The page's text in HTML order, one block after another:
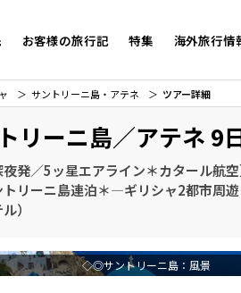
お客様の旅行記 特集 海外旅行情
サントリーニ島・アテネ ツアー詳細
リーニ島／アテネ 9
発／5ッ星エアライン＊カタール航
トリーニ島連泊＊―ギリシャ2都市周
）
◇◎サントリーニ島：風景